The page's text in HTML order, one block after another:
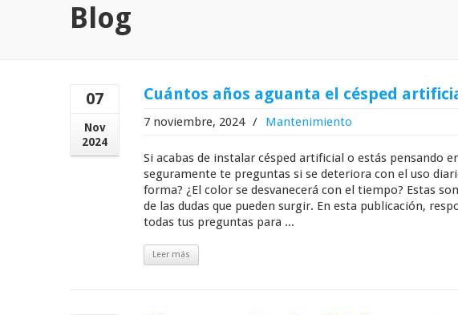
Blog
07
Nov
2024
Cuántos años aguanta el césped
7 noviembre, 2024 / Mantenimiento
Si acabas de instalar césped artificial o estás pensando
seguramente te preguntas si se deteriora con el uso
forma? ¿El color se desvanecerá con el tiempo? Estas
de las dudas que pueden surgir. En esta publicación,
todas tus preguntas para ...
Leer más